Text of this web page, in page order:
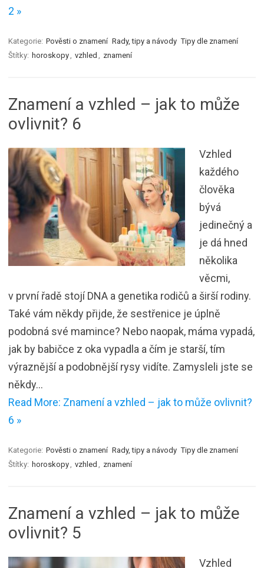
2 »
Kategorie: Pověsti o znamení Rady, tipy a návody Tipy dle znamení
Štítky: horoskopy vzhled znamení
Znamení a vzhled – jak to může
ovlivnit? 6
Vzhled
každého
člověka
bývá
jedinečný a
je dá hned
několika
věcmi,
v první řadě stojí DNA a genetika rodičů a širší rodiny.
Také vám někdy přijde, že sestřenice je úplně
podobná své mamince? Nebo naopak, máma vypadá,
jak by babičce z oka vypadla a čím je starší, tím
výraznější a podobnější rysy vidíte. Zamysleli jste se
někdy…
Read More: Znamení a vzhled – jak to může ovlivnit?
6 »
Kategorie: Pověsti o znamení Rady, tipy a návody Tipy dle znamení
Štítky: horoskopy vzhled znamení
Znamení a vzhled – jak to může
ovlivnit? 5
Vzhled